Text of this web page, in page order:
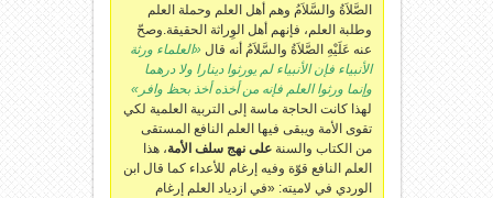
الصَّلاَةُ والسَّلاَمُ وهم أهل العلم وحملة العلم
وطلبة العلم، فإنهم أهل الوِراثة الحقيقة.وصحّ
عنه عَلَيْهِ الصَّلاَةُ والسَّلاَمُ أنه قال«العلماء ورثة
الأنبياء فإن الأنبياء لم يورثوا دينارا ولا درهما
وإنما ورثوا العلم فإنه من أخذه أخذ بحظ وافر»
لهذا كانت الحاجة ماسة إلى التربية العلمية لكي
تقوى الأمة ويبقى فيها العلم النافع المستقى
من الكتاب والسنةعلى نهج سلف الأمة، هذا
العلم النافع قوّة وفيه إرغام للأعداء كما قال ابن
الوردي في لاميته: «في ازدياد العلم إرغام